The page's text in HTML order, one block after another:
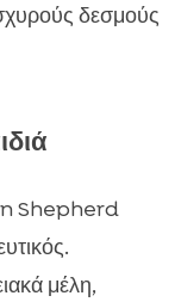
δεσμούς
Shepherd
μέλη,